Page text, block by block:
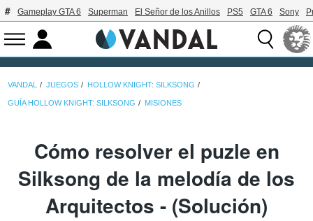
Gameplay GTA 6 Superman El Señor de los Anillos PS5 GTA 6 Sony
VANDAL JUEGOS HOLLOW KNIGHT: SILKSONG
GUÍA HOLLOW KNIGHT: SILKSONG MISIONES
Cómo resolver el puzle en
Silksong de la melodía de los
Arquitectos - (Solución)